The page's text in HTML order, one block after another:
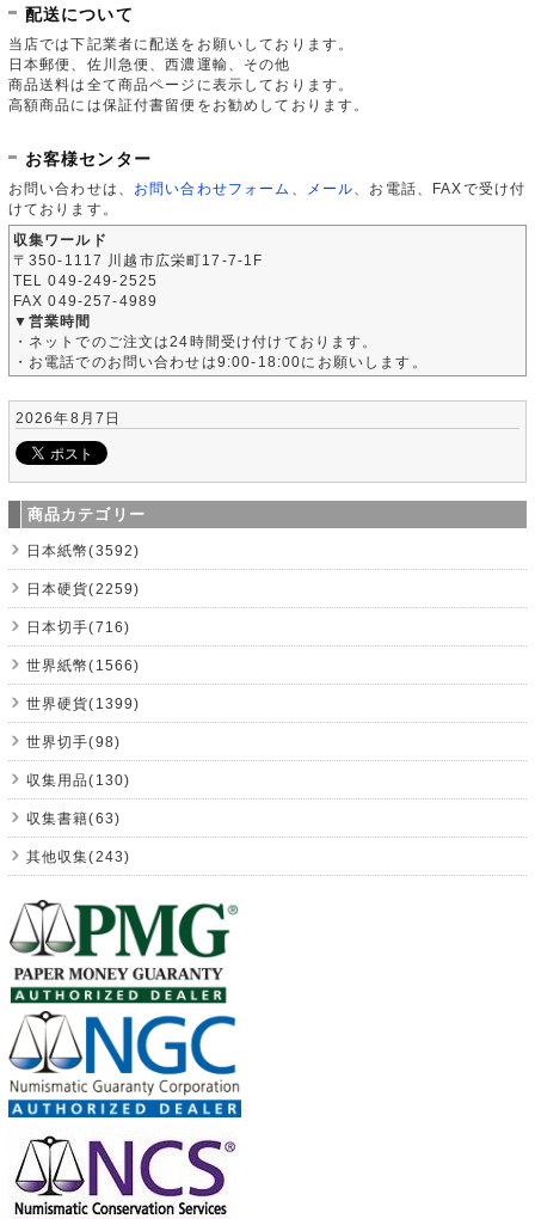
配送について
当店では下記業者に配送をお願いしております。
日本郵便、佐川急便、西濃運輸、その他
商品送料は全て商品ページに表示しております。
高額商品には保証付書留便をお勧めしております。
お客様センター
お問い合わせは、 お問い合わせフォーム メール 、お電話、FAXで受け付
けております。
収集ワールド
〒350-1117 川越市広栄町17-7-1F
TEL 049-249-2525
FAX 049-257-4989
▼営業時間
・ネットでのご注文は24時間受け付けております。
・お電話でのお問い合わせは9:00-18:00にお願いします。
2026年8月7日
商品カテゴリー
日本紙幣(3592)
日本硬貨(2259)
日本切手(716)
世界紙幣(1566)
世界硬貨(1399)
世界切手(98)
収集用品(130)
収集書籍(63)
其他収集(243)